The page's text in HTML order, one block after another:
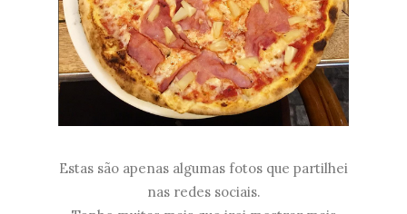
Estas são apenas algumas fotos que partilhei
nas redes sociais.